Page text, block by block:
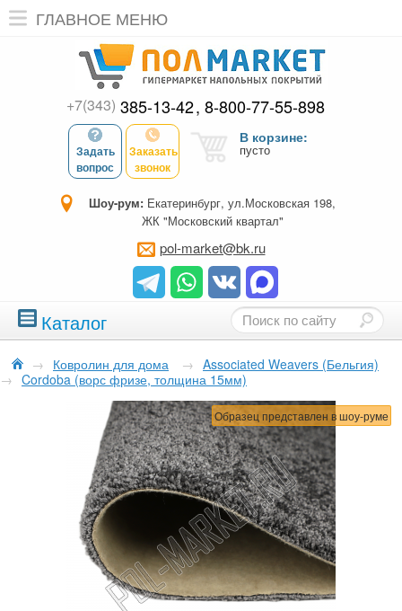
ГЛАВНОЕ МЕНЮ
+7(343) 385-13-42 8-800-77-55-898
Задать
вопрос
Заказать
звонок
В корзине:
пусто
Шоу-рум: Екатеринбург, ул.Московская 198,
ЖК "Московский квартал"
pol-market@bk.ru
Каталог
→ Ковролин для дома → Associated Weavers (Бельгия)
→ Cordoba (ворс фризе, толщина 15мм)
Образец представлен в шоу-руме